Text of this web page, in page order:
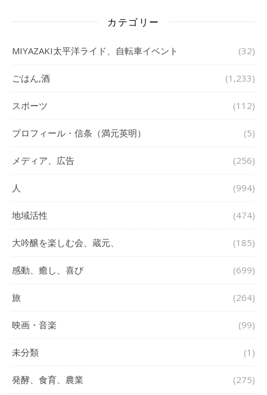
カテゴリー
MIYAZAKI太平洋ライド、自転車イベント (32)
ごはん,酒 (1,233)
スポーツ (112)
プロフィール・信条（満元英明） (5)
メディア、広告 (256)
人 (994)
地域活性 (474)
大吟醸を楽しむ会、蔵元、 (185)
感動、癒し、喜び (699)
旅 (264)
映画・音楽 (99)
未分類 (1)
発酵、食育、農業 (275)